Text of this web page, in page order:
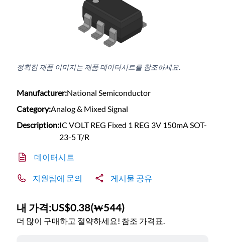
정확한 제품 이미지는 제품 데이터시트를 참조하세요.
Manufacturer:National Semiconductor
Category:Analog & Mixed Signal
Description:IC VOLT REG Fixed 1 REG 3V 150mA SOT-
23-5 T/R
데이터시트
지원팀에 문의 게시물 공유
내 가격:US$0.38(₩544)
더 많이 구매하고 절약하세요! 참조 가격표.